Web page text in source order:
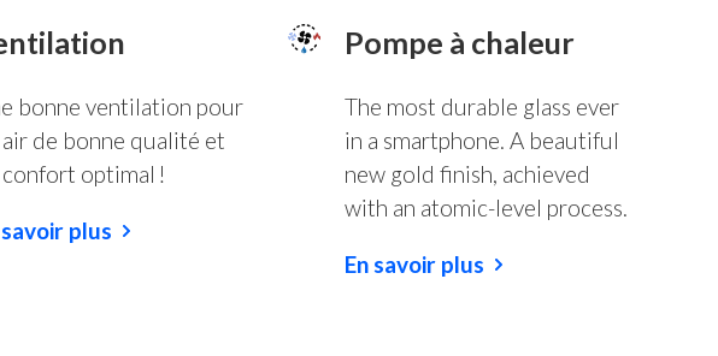
bonne ventilation pour
de bonne qualité et
optimal !
savoir plus
Pompe à chaleur
The most durable glass ever
in a smartphone. A beautiful
new gold finish, achieved
with an atomic-level process.
En savoir plus